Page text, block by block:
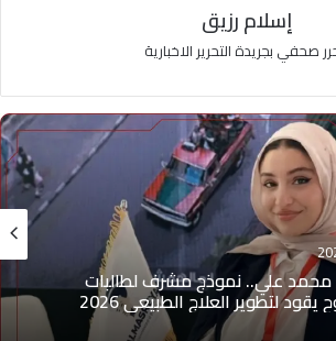
إسلام رزيق
صحفي بجريدة التحرير الاخبارية